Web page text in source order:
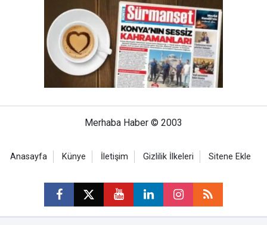
Merhaba Haber © 2003
Anasayfa Künye İletişim Gizlilik İlkeleri Sitene Ekle